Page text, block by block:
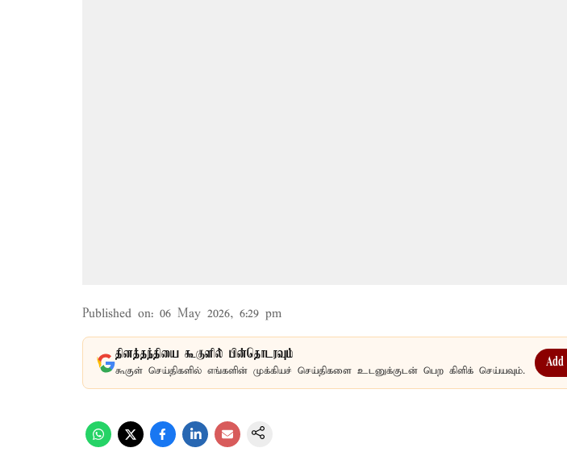
Published on: 06 May 2026, 6:29 pm
தினத்தந்தியை கூகுளில் பின்தொடரவும்
கூகுள் செய்திகளில் எங்களின் முக்கியச் செய்திகளை உடனுக்குடன் பெற கிளிக் செய்யவும்.